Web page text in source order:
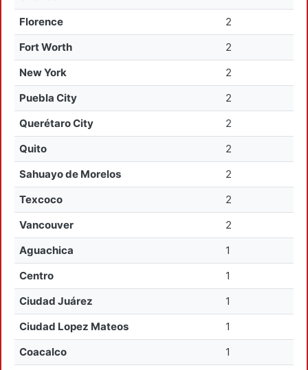
Florence
2
Fort Worth
2
New York
2
Puebla City
2
Querétaro City
2
Quito
2
Sahuayo de Morelos
2
Texcoco
2
Vancouver
2
Aguachica
1
Centro
1
Ciudad Juárez
1
Ciudad Lopez Mateos
1
Coacalco
1